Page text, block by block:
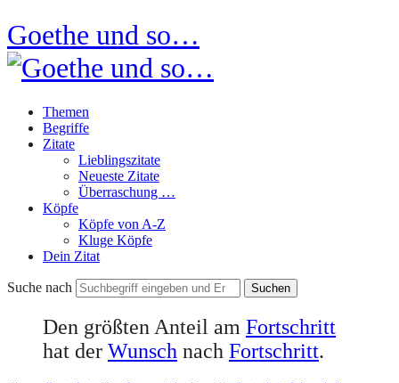
Goethe und so…
Themen
Begriffe
Zitate
Lieblingszitate
Neueste Zitate
Überraschung …
Köpfe
Köpfe von A-Z
Kluge Köpfe
Dein Zitat
Suche nach
Den größten Anteil am Fortschritt
hat der Wunsch nach Fortschritt.